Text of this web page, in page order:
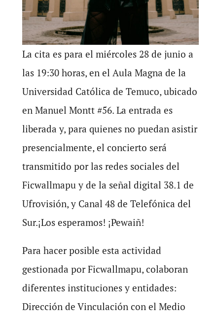
La cita es para el miércoles 28 de junio a
las 19:30 horas, en el Aula Magna de la
Universidad Católica de Temuco, ubicado
en Manuel Montt #56. La entrada es
liberada y, para quienes no puedan asistir
presencialmente, el concierto será
transmitido por las redes sociales del
Ficwallmapu y de la señal digital 38.1 de
Ufrovisión, y Canal 48 de Telefónica del
Sur.¡Los esperamos! ¡Pewaiñ!
Para hacer posible esta actividad
gestionada por Ficwallmapu, colaboran
diferentes instituciones y entidades:
Dirección de Vinculación con el Medio